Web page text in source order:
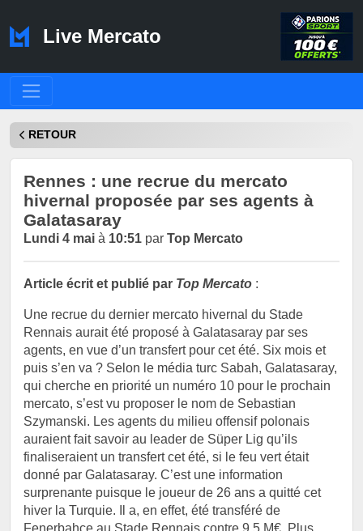
Live Mercato
RETOUR
Rennes : une recrue du mercato
hivernal proposée par ses agents à
Galatasaray
Lundi 4 mai à 10:51 par Top Mercato
Article écrit et publié par Top Mercato :
Une recrue du dernier mercato hivernal du Stade
Rennais aurait été proposé à Galatasaray par ses
agents, en vue d’un transfert pour cet été. Six mois et
puis s’en va ? Selon le média turc Sabah, Galatasaray,
qui cherche en priorité un numéro 10 pour le prochain
mercato, s’est vu proposer le nom de Sebastian
Szymanski. Les agents du milieu offensif polonais
auraient fait savoir au leader de Süper Lig qu’ils
finaliseraient un transfert cet été, si le feu vert était
donné par Galatasaray. C’est une information
surprenante puisque le joueur de 26 ans a quitté cet
hiver la Turquie. Il a, en effet, été transféré de
Fenerbahçe au Stade Rennais contre 9,5 M€. Plus